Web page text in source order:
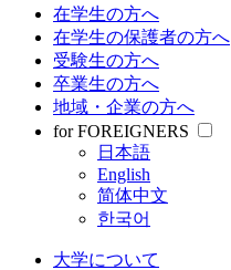
在学生の方へ
在学生の保護者の方へ
受験生の方へ
卒業生の方へ
地域・企業の方へ
for FOREIGNERS
日本語
English
简体中文
한국어
大学について